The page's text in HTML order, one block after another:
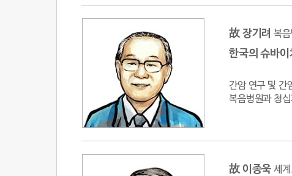
故 장기려복
한국의 슈바
간암 연구 및 간
복음병원과 청
故 이종욱세